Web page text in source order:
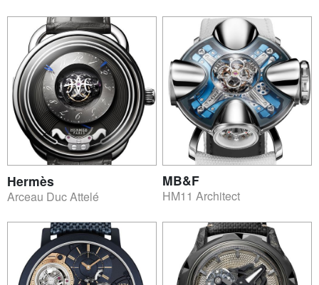
Hermès
Arceau Duc Attelé
MB&F
HM11 Architect